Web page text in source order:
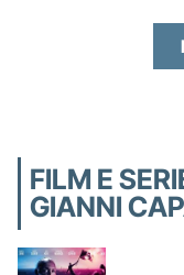
FILM E
GIANNI